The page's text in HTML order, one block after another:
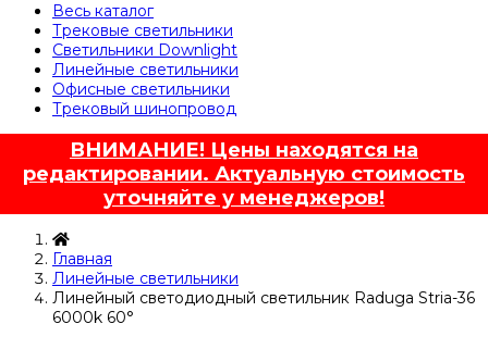
Весь каталог
Трековые светильники
Светильники Downlight
Линейные светильники
Офисные светильники
Трековый шинопровод
ВНИМАНИЕ! Цены находятся на
редактировании. Актуальную стоимость
уточняйте у менеджеров!
Главная
Линейные светильники
Линейный светодиодный светильник Raduga Stria-36
6000k 60°